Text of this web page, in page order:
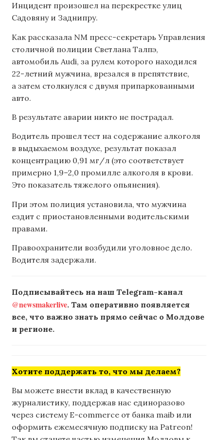
Инцидент произошел на перекрестке улиц
Садовяну и Заднипру.
Как рассказала NM пресс-секретарь Управления
столичной полиции Светлана Талпэ,
автомобиль Audi, за рулем которого находился
22-летний мужчина, врезался в препятствие,
а затем столкнулся с двумя припаркованными
авто.
В результате аварии никто не пострадал.
Водитель прошел тест на содержание алкоголя
в выдыхаемом воздухе, результат показал
концентрацию 0,91 мг/л (это соответствует
примерно 1,9–2,0 промилле алкоголя в крови.
Это показатель тяжелого опьянения).
При этом полиция установила, что мужчина
ездит с приостановленными водительскими
правами.
Правоохранители возбудили уголовное дело.
Водителя задержали.
Подписывайтесь на наш Telegram-канал
@newsmakerlive. Там оперативно появляется
все, что важно знать прямо сейчас о Молдове
и регионе.
Хотите поддержать то, что мы делаем?
Вы можете внести вклад в качественную
журналистику, поддержав нас единоразово
через систему E-commerce от банка maib или
оформить ежемесячную подписку на Patreon!